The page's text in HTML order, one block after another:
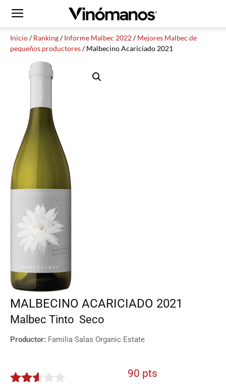
Inicio/Ranking/Informe Malbec 2022/Mejores Malbec de
pequeños productores/ Malbecino Acariciado 2021
MALBECINO ACARICIADO 2021
Malbec Tinto Seco
Productor: Familia Salas Organic Estate
90 pts